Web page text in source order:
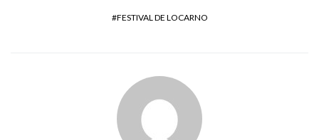
FESTIVAL DE LOCARNO